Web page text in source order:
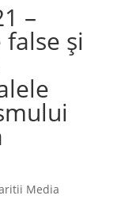
–
false şi
Media